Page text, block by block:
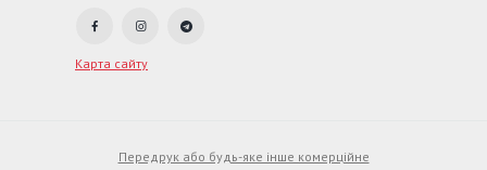
Карта сайту
Передрук або будь-яке інше комерційне